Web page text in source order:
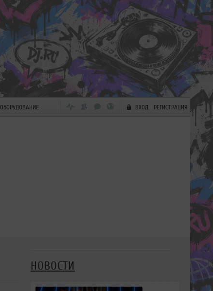
ОБОРУДОВАНИЕ ВХОД РЕГИСТРАЦИЯ
НОВОСТИ